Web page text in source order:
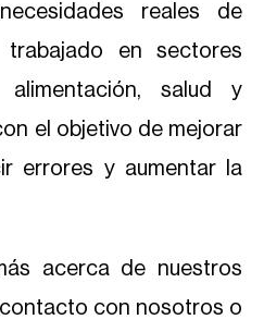
reales de
trabajado en sectores
alimentación, salud y
el objetivo de mejorar
errores y aumentar la
acerca de nuestros
contacto con nosotros o